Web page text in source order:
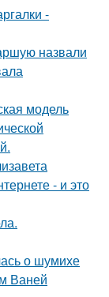
-
назвали
модель
- и это
о шумихе
Ваней